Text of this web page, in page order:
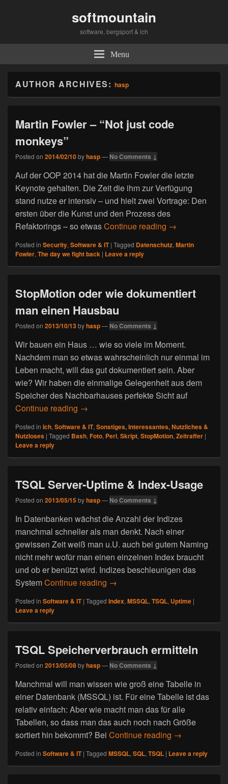
softmountain
software, bergsport & ich
Menu
AUTHOR ARCHIVES:hasp
Martin Fowler – “Not just code
monkeys”
Posted on 2014/02/10byhasp— No Comments ↓
Auf der OOP 2014 hat die Martin Fowler die letzte
Keynote gehalten. Die Zeit die ihm zur Verfügung
stand nutze er intensiv – und hielt zwei Vortrage: Den
ersten über die Kunst und den Prozess des
Refaktorings – so etwasContinue reading Martin Fowler –
→
Posted in Security, Software & IT | Tagged Datenschutz, Martin
Fowler, The day we fight back | Leave a reply
StopMotion oder wie dokumentiert
man einen Hausbau
Posted on 2013/10/13byhasp— No Comments ↓
Wir bauen ein Haus … wie so viele im Moment.
Nachdem man so etwas wahrscheinlich nur einmal im
Leben macht, will das gut dokumentiert sein. Aber
wie? Wir haben die einmalige Gelegenheit aus dem
Speicher des Nachbarhauses perfekte Sicht auf
Continue reading StopMotion oder wie dokumentiert man
→
Posted in Ich, Software & IT, Sonstiges, Interessantes, Nutzliches &
Nutzloses | Tagged Bash, Foto, Perl, Skript, StopMotion, Zeitraffer |
Leave a reply
TSQL Server-Uptime & Index-Usage
Posted on 2013/05/15byhasp— No Comments ↓
In Datenbanken wächst die Anzahl der Indizes
manchmal schneller als man denkt. Nach einer
gewissen Zeit weiß man u.U. auch bei gutem Naming
nicht mehr wofür man einen einzelnen Index braucht
und ob er benützt wird. Indizes beschleunigen das
SystemContinue reading TSQL Server-Uptime & Index-
→
Posted in Software & IT | Tagged Index, MSSQL, TSQL, Uptime |
Leave a reply
TSQL Speicherverbrauch ermitteln
Posted on 2013/05/08byhasp— No Comments ↓
Manchmal will man wissen wie groß eine Tabelle in
einer Datenbank (MSSQL) ist. Für eine Tabelle ist das
relativ einfach: Aber wie macht man das für alle
Tabellen, so dass man das auch noch nach Größe
sortiert hin bekommt? Bei Continue reading TSQL
→
Posted in Software & IT | Tagged MSSQL, SQL, TSQL | Leave a reply